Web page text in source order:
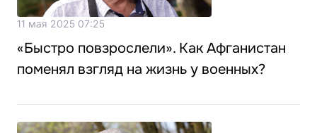
11 мая 2025 07:25
«Быстро повзрослели». Как Афганистан
поменял взгляд на жизнь у военных?